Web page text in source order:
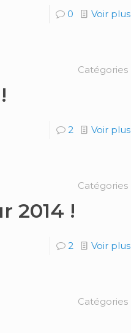
0 Voir plus
Catégories
2 Voir plus
Catégories
2014 !
2 Voir plus
Catégories